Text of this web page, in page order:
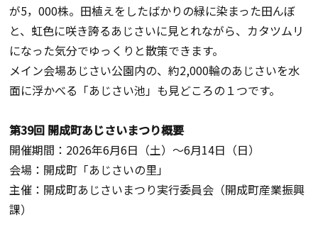
が5，000株。田植えをしたばかりの緑に染まった田んぼ
と、虹色に咲き誇るあじさいに見とれながら、カタツムリ
になった気分でゆっくりと散策できます。
メイン会場あじさい公園内の、約2,000輪のあじさいを水
面に浮かべる「あじさい池」も見どころの１つです。
第39回 開成町あじさいまつり概要
開催期間：2026年6月6日（土）～6月14日（日）
会場：開成町「あじさいの里」
主催：開成町あじさいまつり実行委員会（開成町産業振興
課）